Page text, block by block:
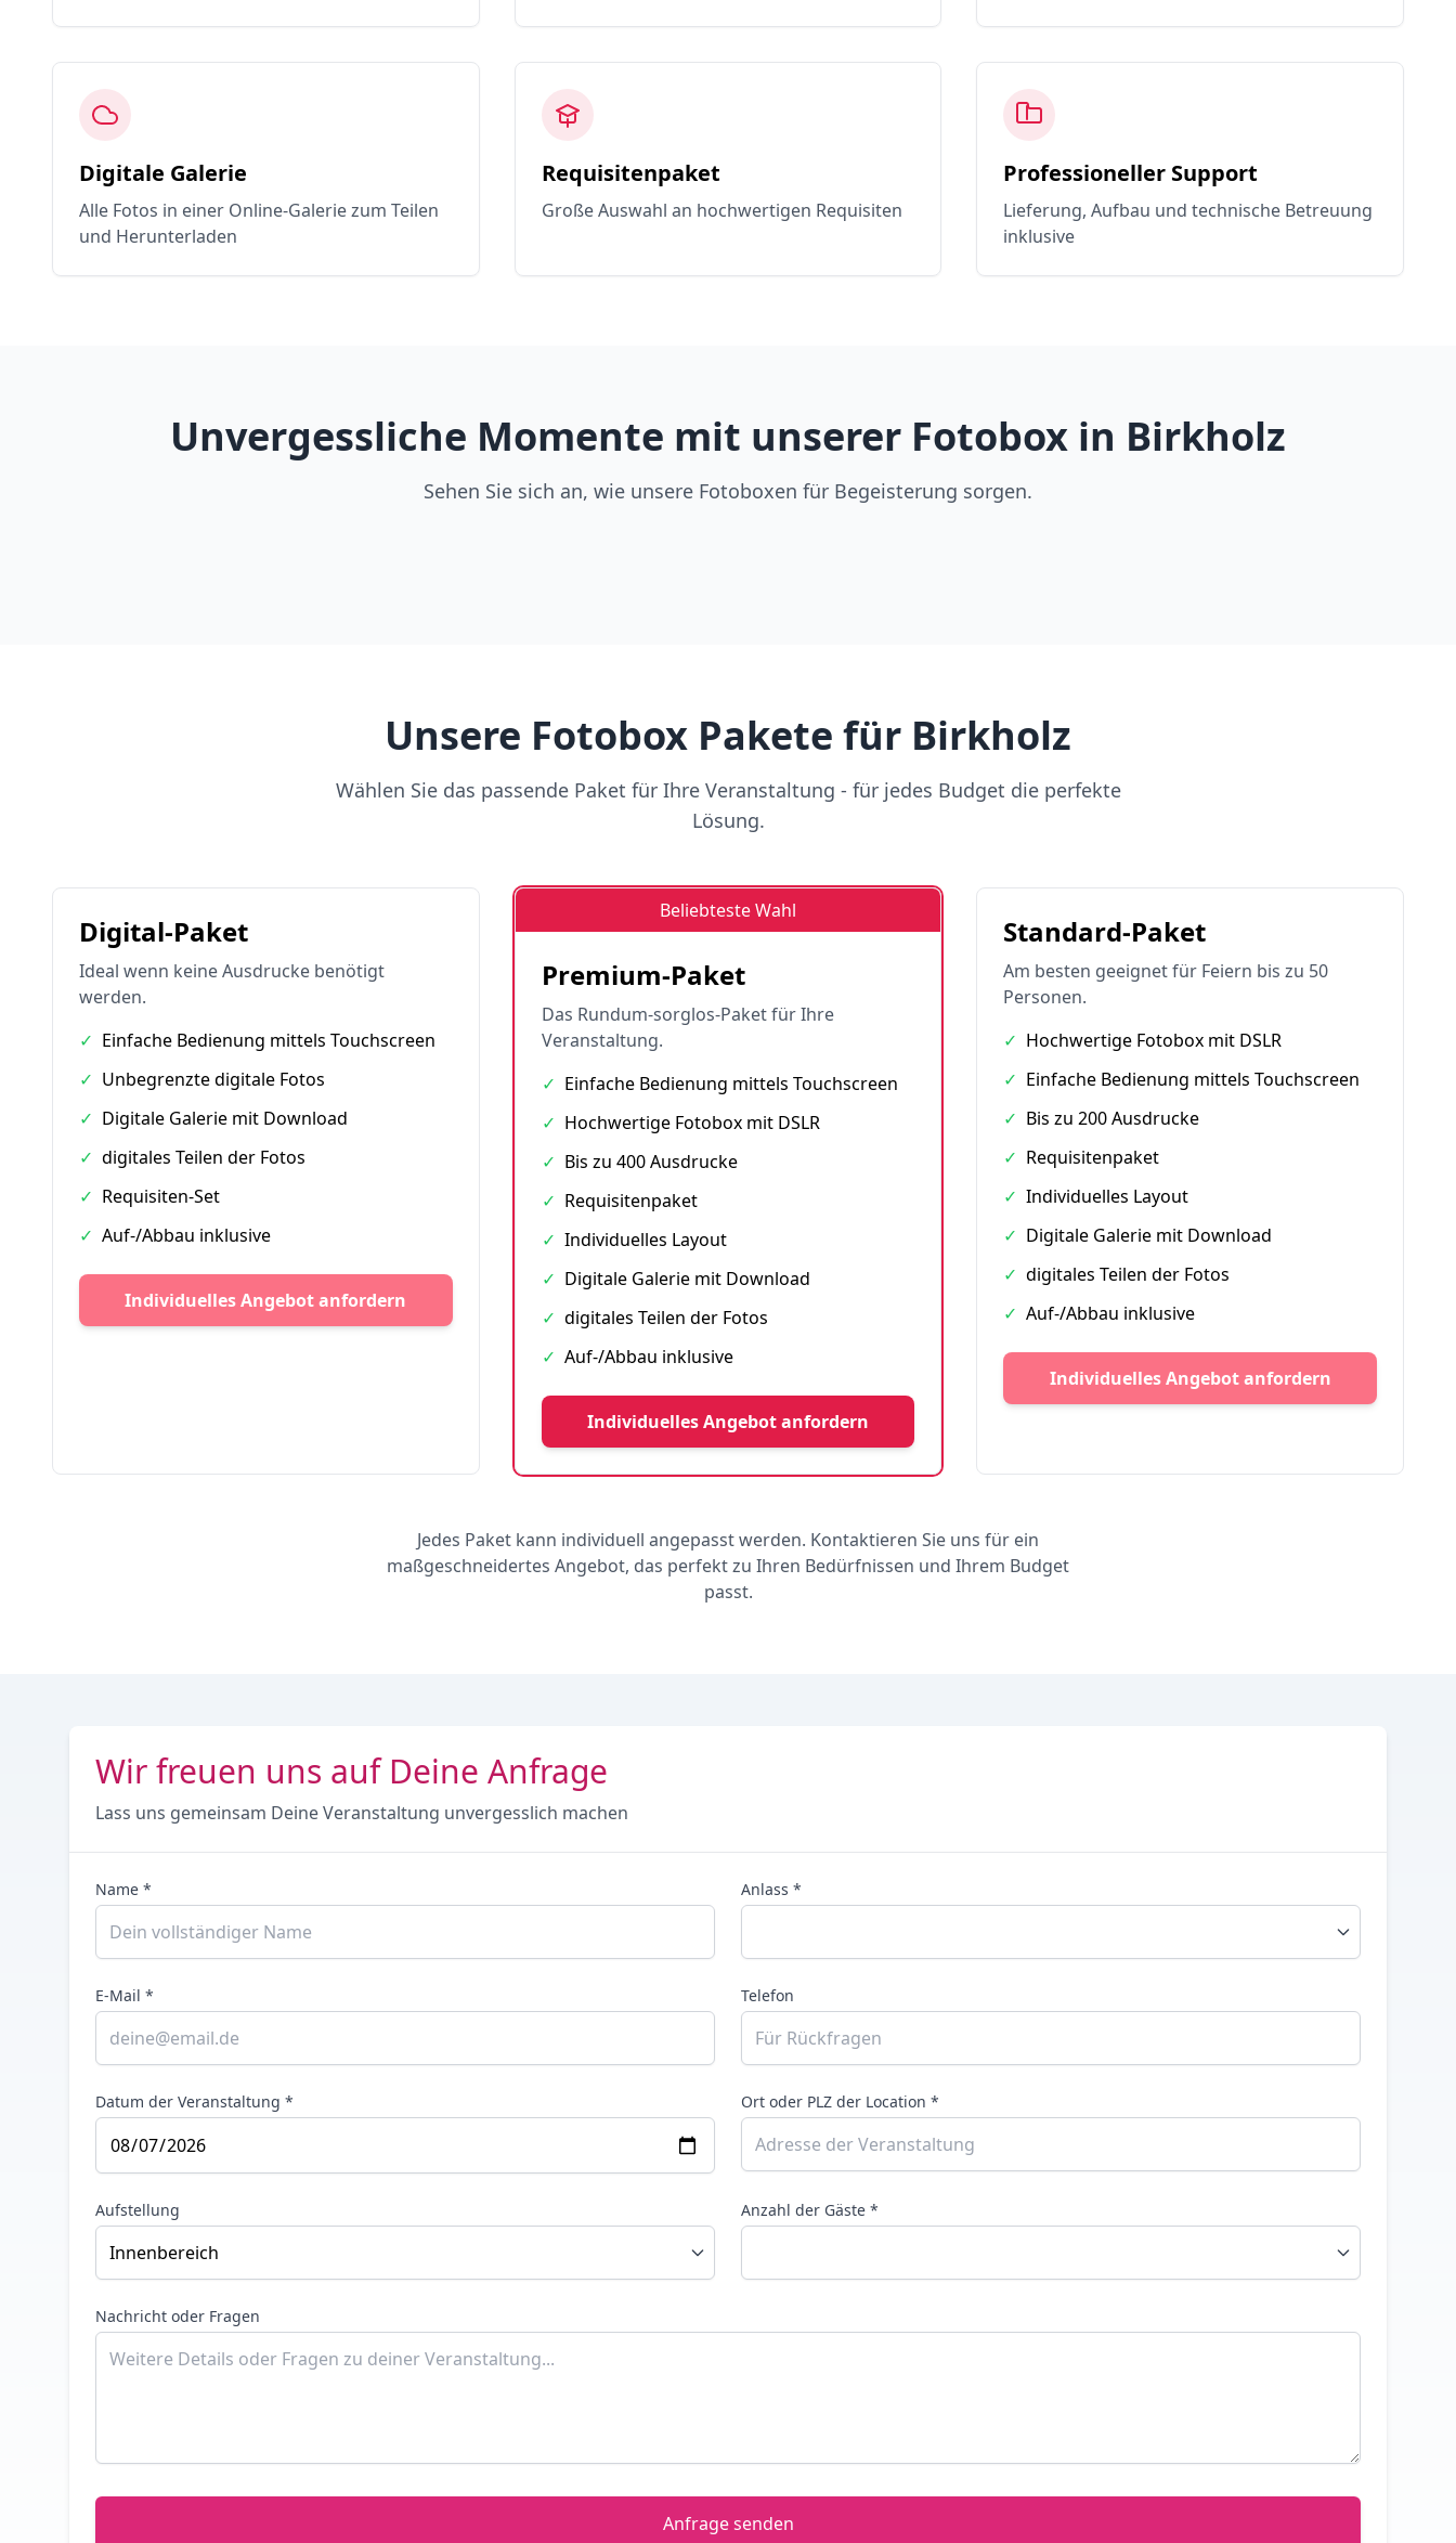
Digitale Galerie
Alle Fotos in einer Online-Galerie zum Teilen
und Herunterladen
Requisitenpaket
Große Auswahl an hochwertigen Requisiten
Professioneller Support
Lieferung, Aufbau und technische Betreuung
inklusive
Unvergessliche Momente mit unserer Fotobox in Birkholz
Sehen Sie sich an, wie unsere Fotoboxen für Begeisterung sorgen.
Unsere Fotobox Pakete für Birkholz
Wählen Sie das passende Paket für Ihre Veranstaltung - für jedes Budget die perfekte
Lösung.
Digital-Paket
Ideal wenn keine Ausdrucke benötigt
werden.
✓ Einfache Bedienung mittels Touchscreen
✓ Unbegrenzte digitale Fotos
✓ Digitale Galerie mit Download
✓ digitales Teilen der Fotos
✓ Requisiten-Set
✓ Auf-/Abbau inklusive
Individuelles Angebot anfordern
Beliebteste Wahl
Premium-Paket
Das Rundum-sorglos-Paket für Ihre
Veranstaltung.
✓ Einfache Bedienung mittels Touchscreen
✓ Hochwertige Fotobox mit DSLR
✓ Bis zu 400 Ausdrucke
✓ Requisitenpaket
✓ Individuelles Layout
✓ Digitale Galerie mit Download
✓ digitales Teilen der Fotos
✓ Auf-/Abbau inklusive
Individuelles Angebot anfordern
Standard-Paket
Am besten geeignet für Feiern bis zu 50
Personen.
✓ Hochwertige Fotobox mit DSLR
✓ Einfache Bedienung mittels Touchscreen
✓ Bis zu 200 Ausdrucke
✓ Requisitenpaket
✓ Individuelles Layout
✓ Digitale Galerie mit Download
✓ digitales Teilen der Fotos
✓ Auf-/Abbau inklusive
Individuelles Angebot anfordern
Jedes Paket kann individuell angepasst werden. Kontaktieren Sie uns für ein
maßgeschneidertes Angebot, das perfekt zu Ihren Bedürfnissen und Ihrem Budget
passt.
Wir freuen uns auf Deine Anfrage
Lass uns gemeinsam Deine Veranstaltung unvergesslich machen
Name * Anlass *
E-Mail * Telefon
Datum der Veranstaltung * Ort oder PLZ der Location *
Aufstellung Anzahl der Gäste *
Nachricht oder Fragen
Anfrage senden